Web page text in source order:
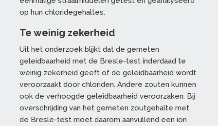
op hun chloridegehaltes.
Te weinig zekerheid
Uit het onderzoek blijkt dat de gemeten
geleidbaarheid met de Bresle-test inderdaad te
weinig zekerheid geeft of de geleidbaarheid wordt
veroorzaakt door chloriden. Andere zouten kunnen
ook de verhoogde geleidbaarheid veroorzaken. Bij
overschrijding van het gemeten zoutgehalte met
de Bresle-test moet daarom aanvullend een ion